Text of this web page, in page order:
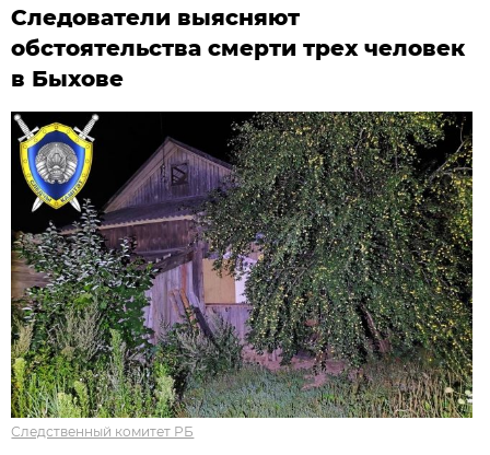
Следователи выясняют
обстоятельства смерти трех человек
в Быхове
Следственный комитет РБ